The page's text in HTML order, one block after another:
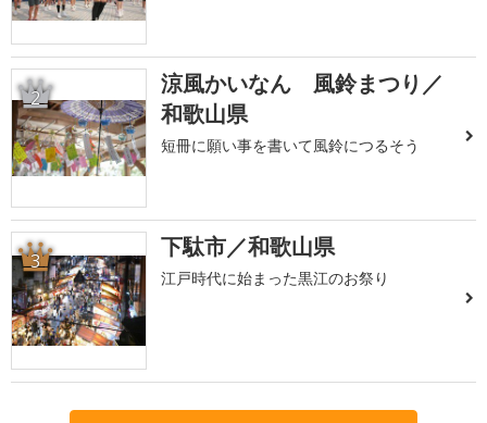
2
涼風かいなん 風鈴まつり／
和歌山県
短冊に願い事を書いて風鈴につるそう
3 下駄市／和歌山県
江戸時代に始まった黒江のお祭り